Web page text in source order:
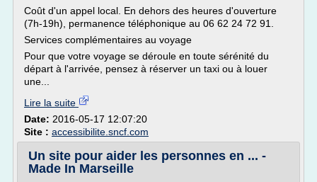
Coût d'un appel local. En dehors des heures d'ouverture
(7h-19h), permanence téléphonique au 06 62 24 72 91.
Services complémentaires au voyage
Pour que votre voyage se déroule en toute sérénité du
départ à l'arrivée, pensez à réserver un taxi ou à louer
une...
Lire la suite
Date: 2016-05-17 12:07:20
Site : accessibilite.sncf.com
Un site pour aider les personnes en ... -
Made In Marseille